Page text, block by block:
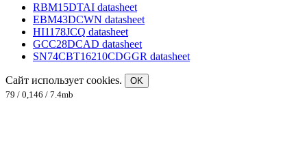
RBM15DTAI datasheet
EBM43DCWN datasheet
HI1178JCQ datasheet
GCC28DCAD datasheet
SN74CBT16210CDGGR datasheet
Сайт использует cookies.
OK
79 / 0,146 / 7.4mb